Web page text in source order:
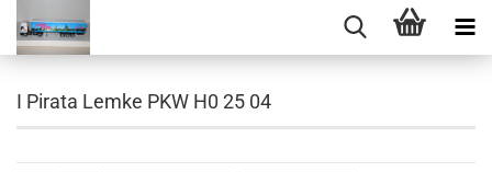
I Pirata Lemke PKW H0 25 04